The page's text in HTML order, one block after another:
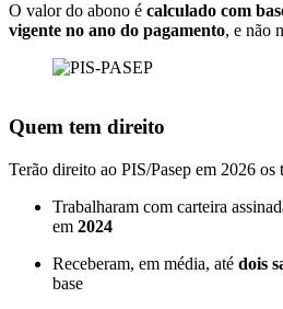
O valor do abono é calculado com
vigente no ano do pagamento, e não
Quem tem direito
Terão direito ao PIS/Pasep em 2026 os
Trabalharam com carteira
em 2024
Receberam, em média, até dois
base